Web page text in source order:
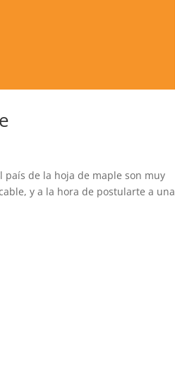
país de la hoja de maple son muy
y a la hora de postularte a una